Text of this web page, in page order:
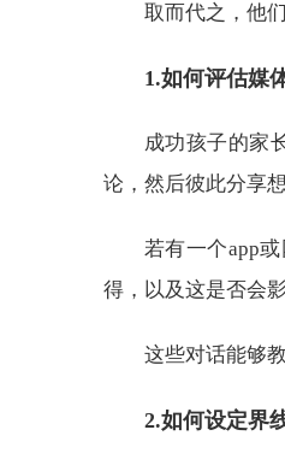
取而代之，他
1.如何评估媒
成功孩子的家
论，然后彼此分享
若有一个app
得，以及这是否会
这些对话能够
2.如何设定界